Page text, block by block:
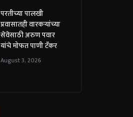
परतीच्या पालखी
प्रवासातही वारकऱ्यांच्या
सेवेसाठी अरुण पवार
यांचे मोफत पाणी टँकर
August 3, 2026